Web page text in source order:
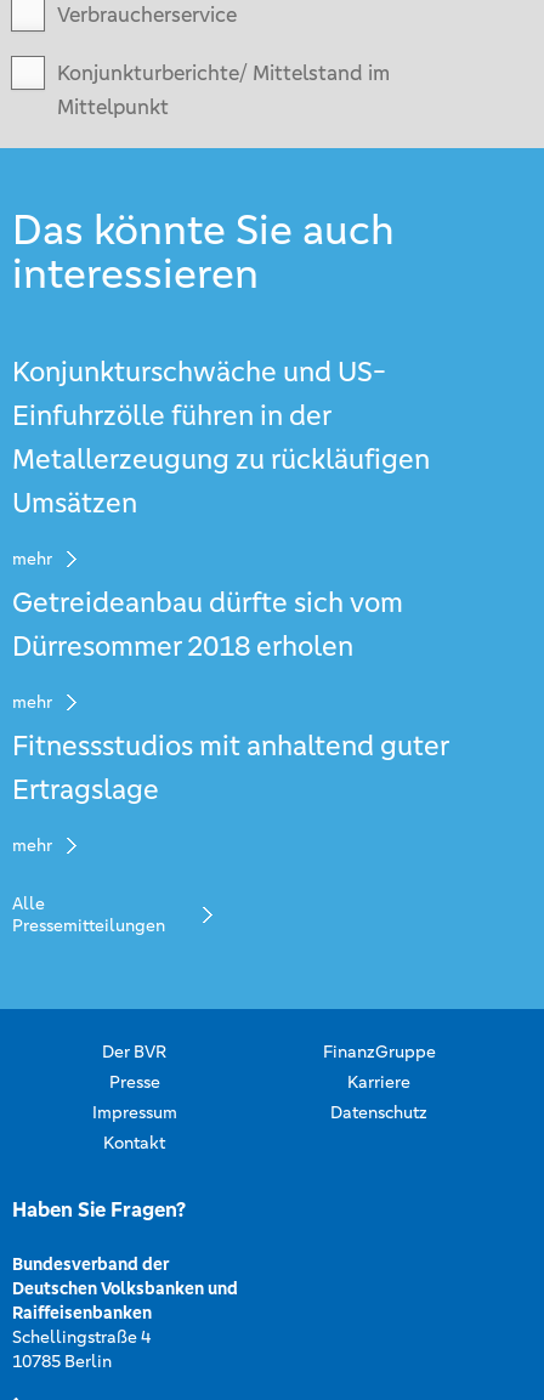
Verbraucherservice
Konjunkturberichte/ Mittelstand im
Mittelpunkt
Das könnte Sie auch
interessieren
Konjunkturschwäche und US-
Einfuhrzölle führen in der
Metallerzeugung zu rückläufigen
Umsätzen
mehr
Getreideanbau dürfte sich vom
Dürresommer 2018 erholen
mehr
Fitnessstudios mit anhaltend guter
Ertragslage
mehr
Alle
Pressemitteilungen
Der BVR
FinanzGruppe
Presse
Karriere
Impressum
Datenschutz
Kontakt
Haben Sie Fragen?
Bundesverband der
Deutschen Volksbanken und
Raiffeisenbanken
Schellingstraße 4
10785 Berlin